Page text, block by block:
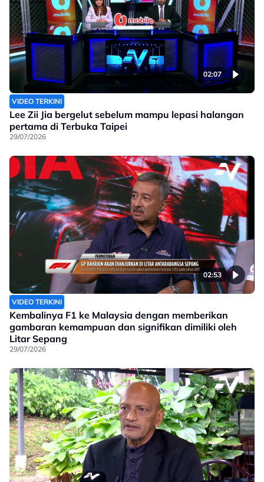
02:07
VIDEO TERKINI
Lee Zii Jia bergelut sebelum mampu lepasi halangan
pertama di Terbuka Taipei
29/07/2026
02:53
VIDEO TERKINI
Kembalinya F1 ke Malaysia dengan memberikan
gambaran kemampuan dan signifikan dimiliki oleh
Litar Sepang
29/07/2026